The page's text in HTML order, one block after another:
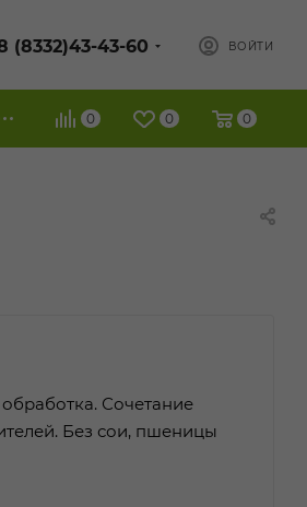
(8332)43-43-60 ВОЙТИ
0 0 0
Сочетание
Без сои, пшеницы